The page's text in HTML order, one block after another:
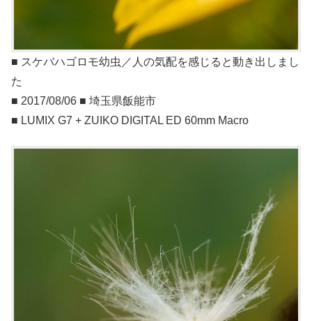
■ スケバハゴロモ幼虫／人の気配を感じると動き出しまし
た
■ 2017/08/06 ■ 埼玉県飯能市
■ LUMIX G7 + ZUIKO DIGITAL ED 60mm Macro